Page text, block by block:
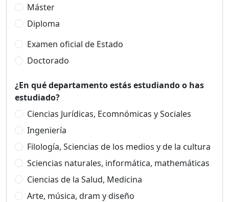
Máster
Diploma
Examen oficial de Estado
Doctorado
¿En qué departamento estás estudiando o has
estudiado?
Ciencias Jurídicas, Ecomnómicas y Sociales
Ingeniería
Filología, Sciencias de los medios y de la cultura
Sciencias naturales, informática, mathemáticas
Ciencias de la Salud, Medicina
Arte, música, dram y diseño